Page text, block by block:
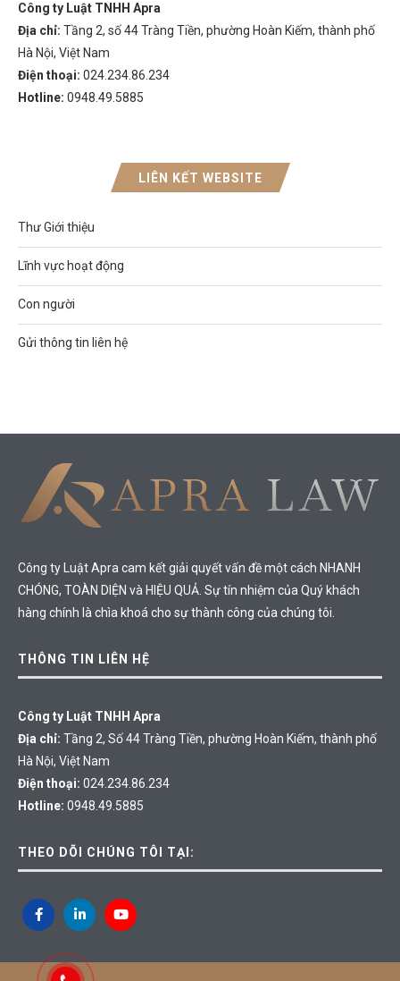
Công ty Luật TNHH Apra
Địa chỉ: Tầng 2, số 44 Tràng Tiền, phường Hoàn Kiếm, thành phố
Hà Nội, Việt Nam
Điện thoại: 024.234.86.234
Hotline: 0948.49.5885
LIÊN KẾT WEBSITE
Thư Giới thiệu
Lĩnh vực hoạt động
Con người
Gửi thông tin liên hệ
Công ty Luật Apra cam kết giải quyết vấn đề một cách NHANH
CHÓNG, TOÀN DIỆN và HIỆU QUẢ. Sự tín nhiệm của Quý khách
hàng chính là chìa khoá cho sự thành công của chúng tôi.
THÔNG TIN LIÊN HỆ
Công ty Luật TNHH Apra
Địa chỉ: Tầng 2, Số 44 Tràng Tiền, phường Hoàn Kiếm, thành phố
Hà Nội, Việt Nam
Điện thoại: 024.234.86.234
Hotline: 0948.49.5885
THEO DÕI CHÚNG TÔI TẠI: